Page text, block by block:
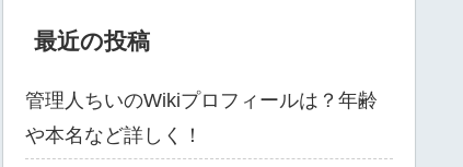
最近の投稿
管理人ちいのWikiプロフィールは？年齢
や本名など詳しく！